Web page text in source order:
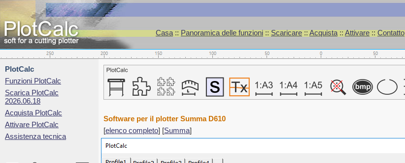
Casa::Panoramica delle funzioni::Scaricare::Acquista::Attivare::Contatto
PlotCalc
Funzioni PlotCalc
Scarica PlotCalc
2026.06.18
Acquista PlotCalc
Attivare PlotCalc
Assistenza tecnica
Software per il plotter Summa D610
[elenco completo] [Summa]